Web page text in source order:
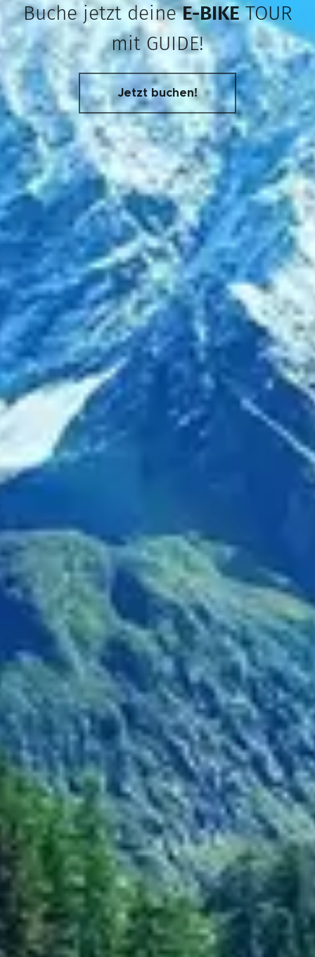
Buche jetzt deineE-BIKETOUR
mit GUIDE!
Jetzt buchen!